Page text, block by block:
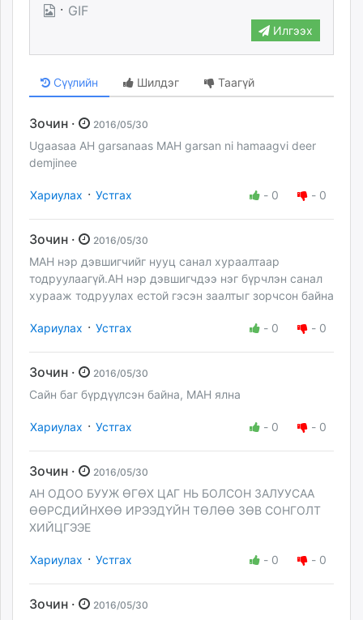
· GIF
Илгээх
Сүүлийн Шилдэг Таагүй
Зочин · 2016/05/30
Ugaasaa AH garsanaas MAH garsan ni hamaagvi deer
demjinee
Хариулах · Устгах - 0 - 0
Зочин · 2016/05/30
МАН нэр дэвшигчийг нууц санал хураалтаар
тодруулаагүй.АН нэр дэвшигчдээ нэг бүрчлэн санал
хурааж тодруулах естой гэсэн заалтыг зорчсон байна
Хариулах · Устгах - 0 - 0
Зочин · 2016/05/30
Сайн баг бүрдүүлсэн байна, МАН ялна
Хариулах · Устгах - 0 - 0
Зочин · 2016/05/30
АН ОДОО БУУЖ ӨГӨХ ЦАГ НЬ БОЛСОН ЗАЛУУСАА
ӨӨРСДИЙНХӨӨ ИРЭЭДҮЙН ТӨЛӨӨ ЗӨВ СОНГОЛТ
ХИЙЦГЭЭЕ
Хариулах · Устгах - 0 - 0
Зочин · 2016/05/30